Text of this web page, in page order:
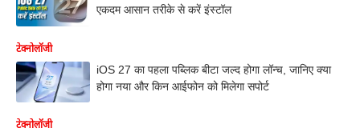
एकदम आसान तरीके से करें इंस्टॉल
टेक्नोलॉजी
iOS 27 का पहला पब्लिक बीटा जल्द होगा लॉन्च, जानिए क्या
होगा नया और किन आईफोन को मिलेगा सपोर्ट
टेक्नोलॉजी